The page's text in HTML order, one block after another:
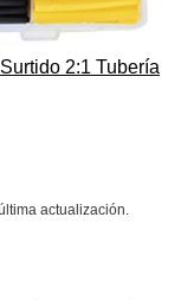
2:1 Tubería
actualización.